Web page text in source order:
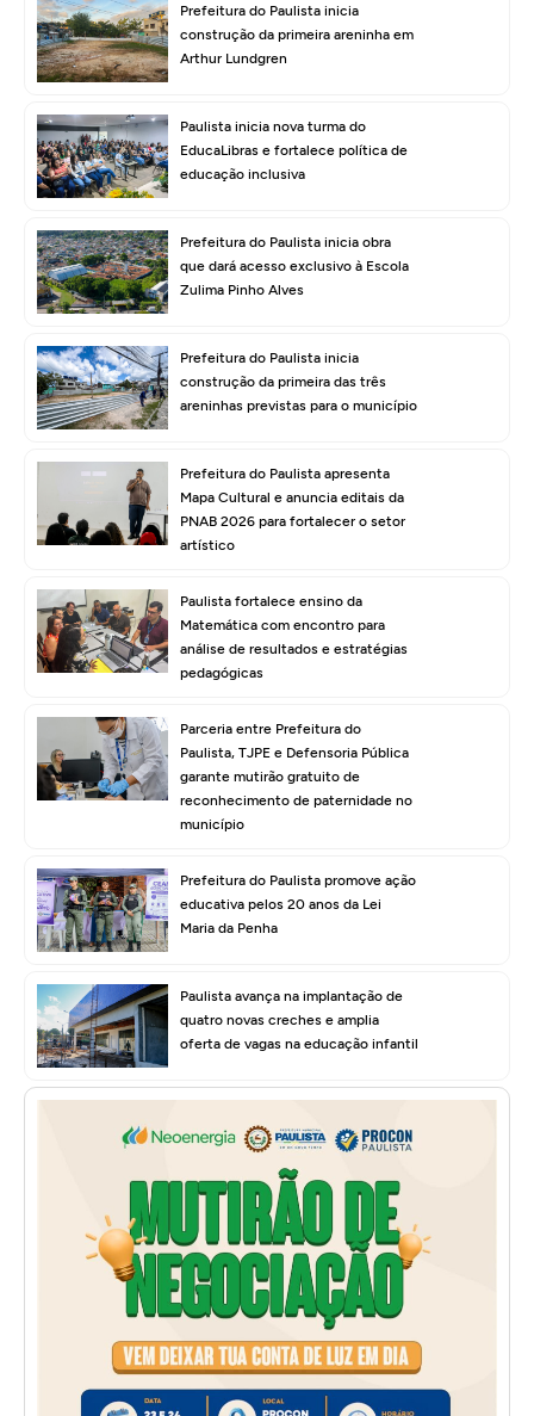
Prefeitura do Paulista inicia
construção da primeira areninha em
Arthur Lundgren
Paulista inicia nova turma do
EducaLibras e fortalece política de
educação inclusiva
Prefeitura do Paulista inicia obra
que dará acesso exclusivo à Escola
Zulima Pinho Alves
Prefeitura do Paulista inicia
construção da primeira das três
areninhas previstas para o município
Prefeitura do Paulista apresenta
Mapa Cultural e anuncia editais da
PNAB 2026 para fortalecer o setor
artístico
Paulista fortalece ensino da
Matemática com encontro para
análise de resultados e estratégias
pedagógicas
Parceria entre Prefeitura do
Paulista, TJPE e Defensoria Pública
garante mutirão gratuito de
reconhecimento de paternidade no
município
Prefeitura do Paulista promove ação
educativa pelos 20 anos da Lei
Maria da Penha
Paulista avança na implantação de
quatro novas creches e amplia
oferta de vagas na educação infantil